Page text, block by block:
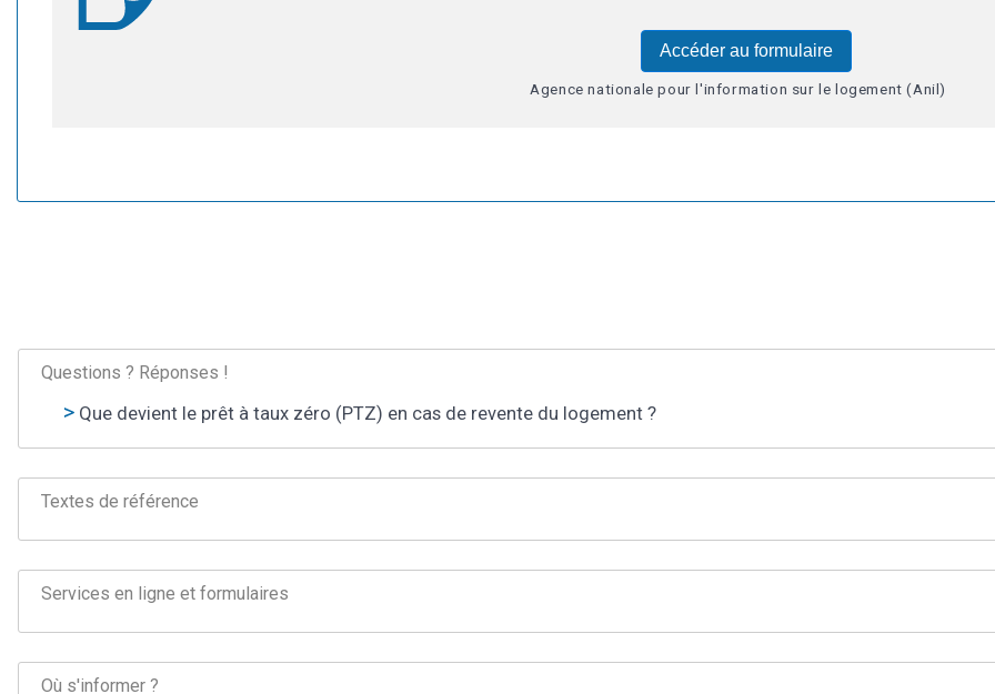
Accéder au formulaire
Agence nationale pour l'information sur le logement (Anil)
Questions ? Réponses !
Que devient le prêt à taux zéro (PTZ) en cas de revente du logement ?
Textes de référence
Services en ligne et formulaires
Où s'informer ?